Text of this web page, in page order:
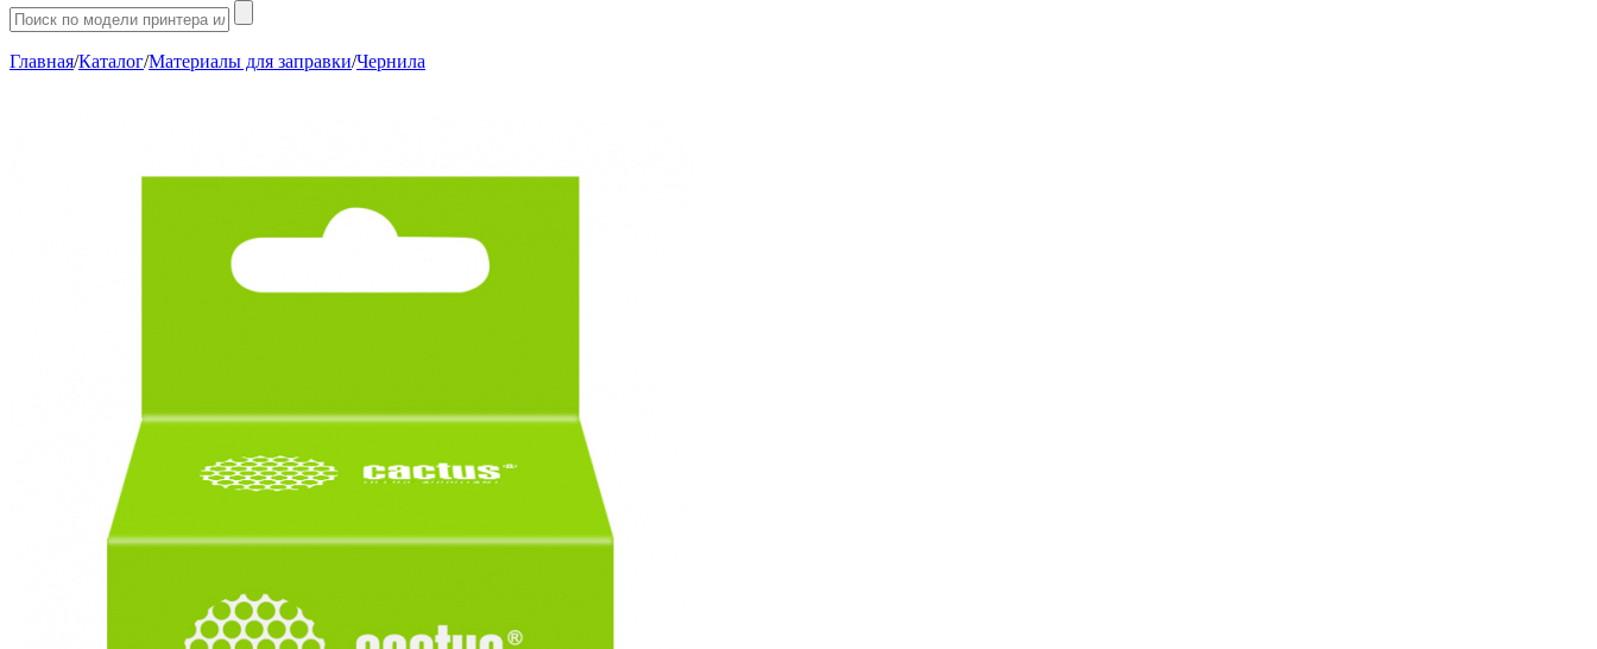
Главная/Каталог/Материалы для заправки/Чернила